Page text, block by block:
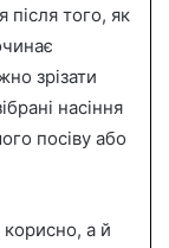
після того, як
зрізати
насіння
посіву або
а й